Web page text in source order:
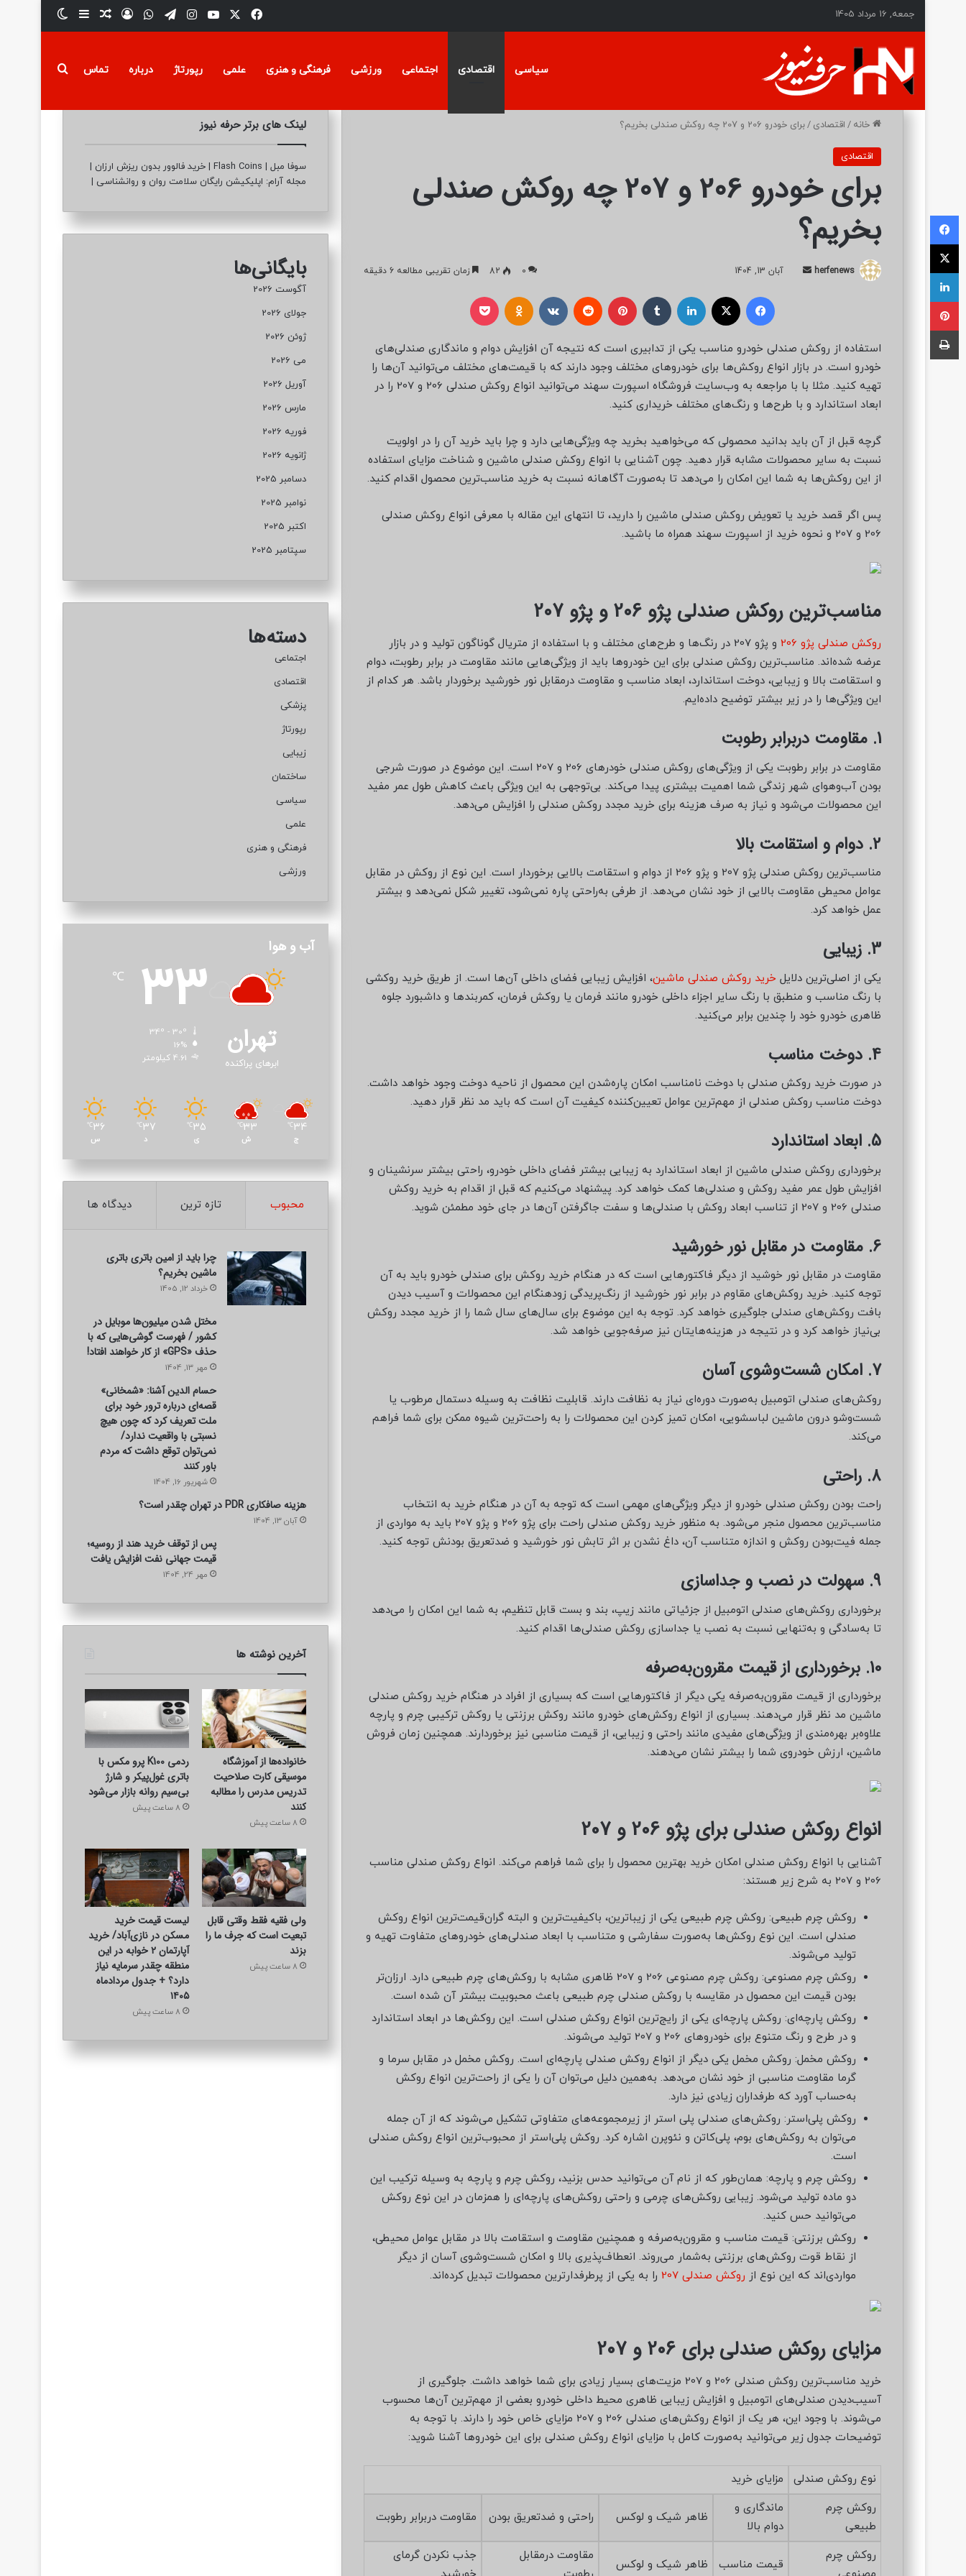
جمعه, 16 مرداد 1405 فیسبوک
ایکس یوتیوباینستاگرام
تلگرام واتس آپ
ورود نوشته تصادفی
سایدبار
سیاسی اقتصادی اجتماعی ورزشی فرهنگی و هنری علمی رپورتاژ درباره تماس
خانه / اقتصادی /برای خودرو 206 و 207 چه روکش صندلی بخریم؟
اقتصادی
برای خودرو 206 و 207 چه روکش صندلی
بخریم؟
herfenews
ب
ه
ی
ی
ل
آبان 13, 1404 0
82 زمان تقریبی مطالعه 6 دقیقه
ایکس
استفاده از روکش صندلی خودرو مناسب یکی از تدابیری است که نتیجه آن افزایش دوام و ماندگاری صندلی‌های
خودرو است. در بازار انواع روکش‌ها برای خودروهای مختلف وجود دارند که با قیمت‌های مختلف می‌توانید آن‌ها را
تهیه کنید. مثلا با با مراجعه به وب‌سایت فروشگاه اسپورت سهند می‌توانید انواع روکش صندلی 206 و 207 را در
ابعاد استاندارد و با طرح‌ها و رنگ‌های مختلف خریداری کنید.
گرچه قبل از آن باید بدانید محصولی که می‌خواهید بخرید چه ویژگی‌هایی دارد و چرا باید خرید آن را در اولویت
نسبت به سایر محصولات مشابه قرار دهید. چون آشنایی با انواع روکش صندلی ماشین و شناخت مزایای استفاده
از این روکش‌ها به شما این امکان را می‌دهد تا به‌صورت آگاهانه نسبت به خرید مناسب‌ترین محصول اقدام کنید.
پس اگر قصد خرید یا تعویض روکش صندلی ماشین را دارید، تا انتهای این مقاله با معرفی انواع روکش صندلی
206 و 207 و نحوه خرید از اسپورت سهند همراه ما باشید.
مناسب‌ترین روکش صندلی پژو 206 و پژو 207
روکش صندلی پژو 206
و پژو 207 در رنگ‌ها و طرح‌های مختلف و با استفاده از متریال گوناگون تولید و در بازار
عرضه شده‌اند. مناسب‌ترین روکش صندلی برای این خودروها باید از ویژگی‌هایی مانند مقاومت در برابر رطوبت، دوام
و استقامت بالا و زیبایی، دوخت استاندارد، ابعاد مناسب و مقاومت درمقابل نور خورشید برخوردار باشد. هر کدام از
این ویژگی‌ها را در زیر بیشتر توضیح داده‌ایم.
1. مقاومت دربرابر رطوبت
مقاومت در برابر رطوبت یکی از ویژگی‌های روکش صندلی خودرهای 206 و 207 است. این موضوع در صورت شرجی
بودن آب‌وهوای شهر زندگی شما اهمیت بیشتری پیدا می‌کند. بی‌توجهی به این ویژگی باعث کاهش طول عمر مفید
این محصولات می‌شود و نیاز به صرف هزینه برای خرید مجدد روکش صندلی را افزایش می‌دهد.
2. دوام و استقامت بالا
مناسب‌ترین روکش صندلی پژو 207 و پژو 206 از دوام و استقامت بالایی برخوردار است. این نوع از روکش در مقابل
عوامل محیطی مقاومت بالایی از خود نشان می‌دهد. از طرفی به‌راحتی پاره نمی‌شود، تغییر شکل نمی‌دهد و بیشتر
عمل خواهد کرد.
3. زیبایی
یکی از اصلی‌ترین دلایل خرید روکش صندلی ماشین، افزایش زیبایی فضای داخلی آن‌ها است. از طریق خرید روکشی
با رنگ مناسب و منطبق با رنگ سایر اجزاء داخلی خودرو مانند فرمان یا روکش فرمان، کمربندها و داشبورد جلوه
ظاهری خودرو خود را چندین برابر می‌کنید.
4. دوخت مناسب
در صورت خرید روکش صندلی با دوخت نامناسب امکان پاره‌شدن این محصول از ناحیه دوخت وجود خواهد داشت.
دوخت مناسب روکش صندلی از مهم‌ترین عوامل تعیین‌کننده کیفیت آن است که باید مد نظر قرار دهید.
5. ابعاد استاندارد
برخورداری روکش صندلی ماشین از ابعاد استاندارد به زیبایی بیشتر فضای داخلی خودرو، راحتی بیشتر سرنشینان و
افزایش طول عمر مفید روکش و صندلی‌ها کمک خواهد کرد. پیشنهاد می‌کنیم که قبل از اقدام به خرید روکش
صندلی 206 و 207 از تناسب ابعاد روکش با صندلی‌ها و سفت جاگرفتن آن‌ها در جای خود مطمئن شوید.
6. مقاومت در مقابل نور خورشید
مقاومت در مقابل نور خوشید از دیگر فاکتورهایی است که در هنگام خرید روکش برای صندلی خودرو باید به آن
توجه کنید. خرید روکش‌های مقاوم در برابر نور خورشید از رنگ‌پریدگی زودهنگام این محصولات و آسیب دیدن
بافت روکش‌های صندلی جلوگیری خواهد کرد. توجه به این موضوع برای سال‌های سال شما را از خرید مجدد روکش
بی‌نیاز خواهد کرد و در نتیجه در هزینه‌هایتان نیز صرفه‌جویی خواهد شد.
7. امکان شست‌وشوی آسان
روکش‌های صندلی اتومبیل به‌صورت دوره‌ای نیاز به نظافت دارند. قابلیت نظافت به ‌وسیله دستمال مرطوب یا
شست‌وشو درون ماشین لباسشویی، امکان تمیز کردن این محصولات را به راحت‌ترین شیوه ممکن برای شما فراهم
می‌کند.
8. راحتی
راحت بودن روکش صندلی خودرو از دیگر ویژگی‌های مهمی است که توجه به آن در هنگام خرید به انتخاب
مناسب‌ترین محصول منجر می‌شود. به ‌منظور خرید روکش صندلی راحت برای پژو 206 و پژو 207 باید به مواردی از
جمله فیت‌بودن روکش و اندازه متناسب آن، داغ نشدن بر اثر تابش نور خورشید و ضدتعریق بودنش توجه کنید.
9. سهولت در نصب و جداسازی
برخورداری روکش‌های صندلی اتومبیل از جزئیاتی مانند زیپ، بند و بست قابل تنظیم، به شما این امکان را می‌دهد
تا به‌سادگی و به‌تنهایی نسبت به نصب یا جداسازی روکش صندلی‌ها اقدام کنید.
10. برخورداری از قیمت مقرون‌به‌صرفه
برخورداری از قیمت مقرون‌به‌صرفه یکی دیگر از فاکتورهایی است که بسیاری از افراد در هنگام خرید روکش صندلی
ماشین مد نظر قرار می‌دهند. بسیاری از انواع روکش‌های خودرو مانند روکش برزنتی یا روکش ترکیبی چرم و پارچه
علاوه‌بر بهره‌مندی از ویژگی‌های مفیدی مانند راحتی و زیبایی، از قیمت مناسبی نیز برخوردارند. همچنین زمان فروش
ماشین، ارزش خودروی شما را بیشتر نشان می‌دهند.
انواع روکش صندلی برای پژو 206 و 207
آشنایی با انواع روکش صندلی امکان خرید بهترین محصول را برای شما فراهم می‌کند. انواع روکش صندلی مناسب
206 و 207 به شرح زیر هستند:
روکش چرم طبیعی: روکش چرم طبیعی یکی از زیباترین، باکیفیت‌ترین و البته گران‌قیمت‌ترین انواع روکش
صندلی است. این نوع روکش‌ها به‌صورت سفارشی و متناسب با ابعاد صندلی‌های خودروهای متفاوت تهیه و
تولید می‌شوند.
روکش چرم مصنوعی: روکش چرم مصنوعی 206 و 207 ظاهری مشابه با روکش‌های چرم طبیعی دارد. ارزان‌تر
بودن قیمت این محصول در مقایسه با روکش صندلی چرم طبیعی باعث محبوبیت بیشتر آن شده است.
روکش پارچه‌ای: روکش پارچه‌ای یکی از رایج‌ترین انواع روکش صندلی است. این روکش‌ها در ابعاد استاندارد
و در طرح و رنگ متنوع برای خودروهای 206 و 207 تولید می‌شوند.
روکش مخمل: روکش مخمل یکی دیگر از انواع روکش صندلی پارچه‌ای است. روکش مخمل در مقابل سرما و
گرما مقاومت مناسبی از خود نشان می‌دهد. به‌همین دلیل می‌توان آن را یکی از راحت‌ترین انواع روکش
به‌حساب آورد که طرفداران زیادی نیز دارد.
روکش پلی‌استر: روکش‌های صندلی پلی استر از زیرمجموعه‌های متفاوتی تشکیل می‌شوند که از آن جمله
می‌توان به روکش‌های بوم، پلی‌کاتن و نئوپرن اشاره کرد. روکش پلی‌استر از محبوب‌ترین انواع روکش صندلی
است.
روکش چرم و پارچه: همان‌طور که از نام آن می‌توانید حدس بزنید، روکش چرم و پارچه به‌ وسیله ترکیب این
دو ماده تولید می‌شود. زیبایی روکش‌های چرمی و راحتی روکش‌های پارچه‌ای را همزمان در این نوع روکش
می‌توانید حس کنید.
روکش برزنتی: قیمت مناسب و مقرون‌به‌صرفه و همچنین مقاومت و استقامت بالا در مقابل عوامل محیطی،
از نقاط قوت روکش‌های برزنتی به‌شمار می‌روند. انعطاف‌پذیری بالا و امکان شست‌وشوی آسان از دیگر
مواردی‌اند که این نوع از روکش صندلی 207 را به یکی از پرطرفدارترین محصولات تبدیل کرده‌اند.
مزایای روکش صندلی برای 206 و 207
خرید مناسب‌ترین روکش صندلی 206 و 207 مزیت‌های بسیار زیادی برای شما خواهد داشت. جلوگیری از
آسیب‌دیدن صندلی‌های اتومبیل و افزایش زیبایی ظاهری محیط داخلی خودرو بعضی از مهم‌ترین آن‌ها محسوب
می‌شوند. با وجود این، هر یک از انواع روکش‌های صندلی 206 و 207 مزایای خاص خود را دارند. با توجه به
توضیحات جدول زیر می‌توانید به‌صورت کامل با مزایای انواع روکش صندلی برای این خودروها آشنا شوید:
نوع روکش صندلی
مزایای خرید
روکش چرم
طبیعی
ماندگاری و
دوام بالا
ظاهر شیک و لوکس راحتی و ضدتعریق بودن مقاومت دربرابر رطوبت
روکش چرم
قیمت مناسب ظاهر شیک و لوکس
مقاومت درمقابل
جذب نکردن گرمای
لینک های برتر حرفه نیوز
سوفا مبل |
Flash Coins
|خرید فالوور بدون ریزش ارزان |
مجله آرام: اپلیکیشن رایگان سلامت روان و روانشناسی |
بایگانی‌ها
آگوست 2026
جولای 2026
ژوئن 2026
می 2026
آوریل 2026
مارس 2026
فوریه 2026
ژانویه 2026
دسامبر 2025
نوامبر 2025
اکتبر 2025
سپتامبر 2025
دسته‌ها
اجتماعی
اقتصادی
پزشکی
رپورتاژ
زیبایی
ساختمان
سیاسی
علمی
فرهنگی و هنری
ورزشی
آب و هوا
تهران
ابرهای پراکنده
33
℃
16%
4.61 کیلومتر
34
℃
ج
33
℃
ش
35
℃
ی
37
℃
د
36
℃
س
محبوب تازه ترین دیدگاه ها
چرا باید از امین باتری باتری
ماشین بخریم؟
خرداد 12, 1405
مختل شدن میلیون‌ها موبایل در
کشور / فهرست گوشی‌هایی که با
حذف «GPS» از کار خواهند افتاد!
مهر 13, 1404
حسام الدین آشنا: «شمخانی»
قصه‌ای درباره ترور خود برای
ملت تعریف کرد که چون هیچ
نسبتی با واقعیت ندارد/
نمی‌توان توقع داشت که مردم
باور کنند
شهریور 16, 1404
هزینه صافکاری PDR در تهران چقدر است؟
آبان 13, 1404
پس از توقف خرید هند از روسیه؛
قیمت جهانی نفت افزایش یافت
مهر 24, 1404
آخرین نوشته ها
خانواده‌ها از آموزشگاه
موسیقی کارت صلاحیت
تدریس مدرس را مطالبه
کنند
8 ساعت پیش
ردمی K100 پرو مکس با
باتری غول‌پیکر و شارژ
بی‌سیم روانه بازار می‌شود
8 ساعت پیش
ولی فقیه فقط وقتی قابل
تبعیت است که جرف ما را
بزند
8 ساعت پیش
لیست قیمت خرید
مسکن در نازی‌آباد/ خرید
آپارتمان ۲ خوابه در این
منطقه چقدر سرمایه نیاز
دارد؟ + جدول مردادماه
۱۴۰۵
8 ساعت پیش